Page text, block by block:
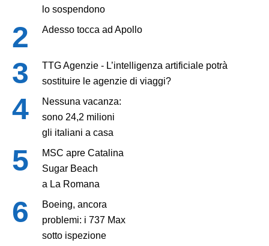
lo sospendono
Adesso tocca ad Apollo
TTG Agenzie - L’intelligenza artificiale potrà
sostituire le agenzie di viaggi?
Nessuna vacanza:
sono 24,2 milioni
gli italiani a casa
MSC apre Catalina
Sugar Beach
a La Romana
Boeing, ancora
problemi: i 737 Max
sotto ispezione